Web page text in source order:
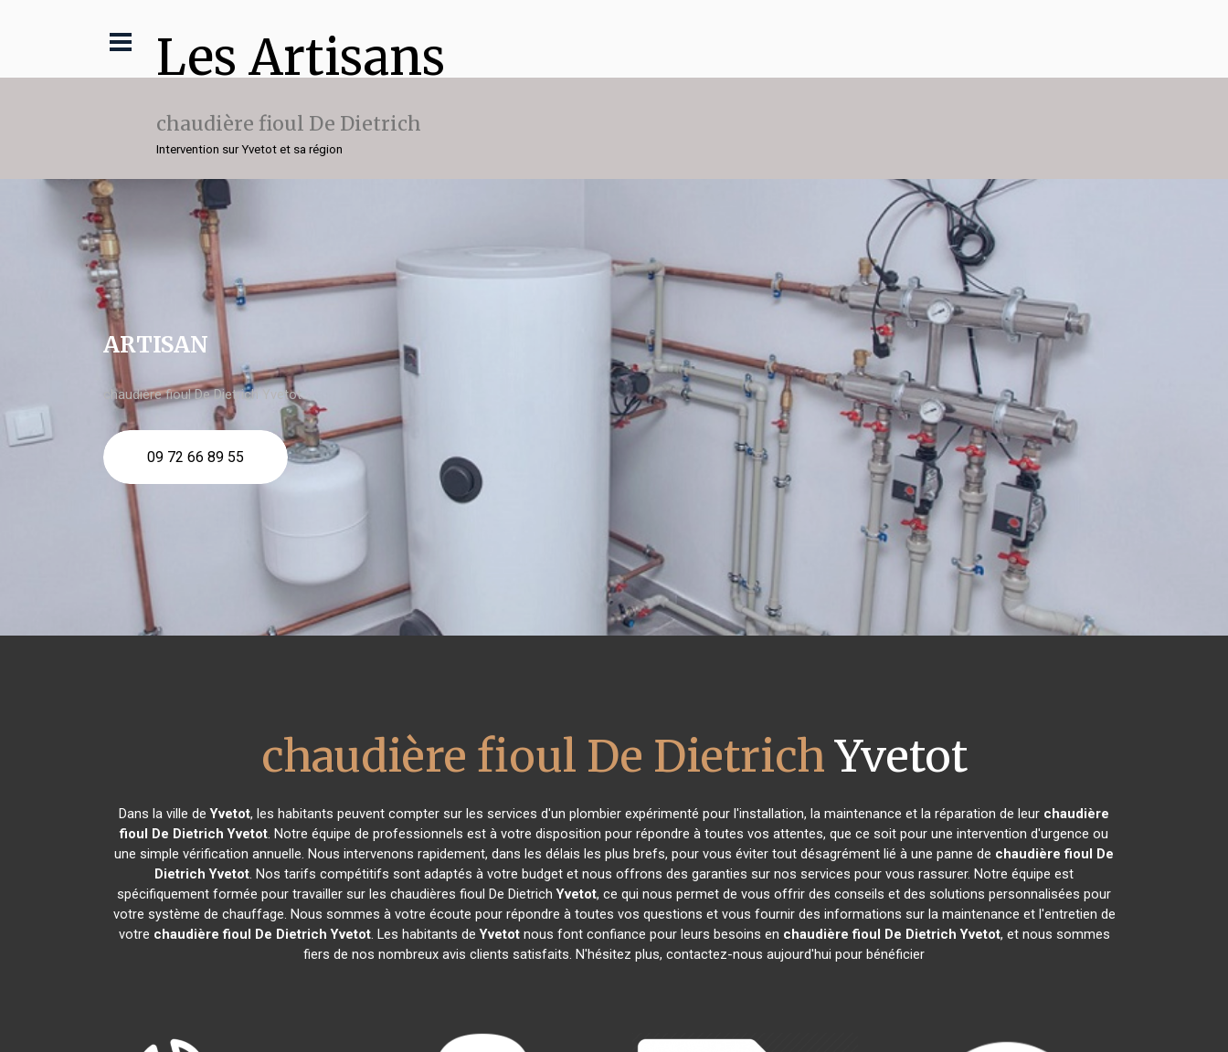
Les Artisans
chaudière fioul De Dietrich
Intervention sur Yvetot et sa région
ARTISAN
chaudière fioul De Dietrich Yvetot
09 72 66 89 55
chaudière fioul De DietrichYvetot
Dans la ville deYvetot, les habitants peuvent compter sur les services d'un plombier expérimenté pour l'installation, la maintenance et la réparation de leur chaudière
fioul De Dietrich Yvetot. Notre équipe de professionnels est à votre disposition pour répondre à toutes vos attentes, que ce soit pour une intervention d'urgence ou
une simple vérification annuelle. Nous intervenons rapidement, dans les délais les plus brefs, pour vous éviter tout désagrément lié à une panne de chaudière fioul De
Dietrich Yvetot. Nos tarifs compétitifs sont adaptés à votre budget et nous offrons des garanties sur nos services pour vous rassurer. Notre équipe est
spécifiquement formée pour travailler sur les chaudières fioul De DietrichYvetot, ce qui nous permet de vous offrir des conseils et des solutions personnalisées pour
votre système de chauffage. Nous sommes à votre écoute pour répondre à toutes vos questions et vous fournir des informations sur la maintenance et l'entretien de
votre chaudière fioul De Dietrich Yvetot. Les habitants deYvetotnous font confiance pour leurs besoins en chaudière fioul De Dietrich Yvetot, et nous sommes
fiers de nos nombreux avis clients satisfaits. N'hésitez plus, contactez-nous aujourd'hui pour bénéficier